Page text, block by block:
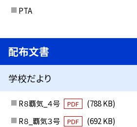
PTA
配布文書
学校だより
R８覇気_４号 PDF
(788 KB)
R８_覇気３号
PDF (692 KB)